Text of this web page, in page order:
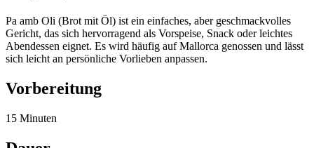
Pa amb Oli (Brot mit Öl) ist ein einfaches, aber geschmackvolles
Gericht, das sich hervorragend als Vorspeise, Snack oder leichtes
Abendessen eignet. Es wird häufig auf Mallorca genossen und lässt
sich leicht an persönliche Vorlieben anpassen.
Vorbereitung
15 Minuten